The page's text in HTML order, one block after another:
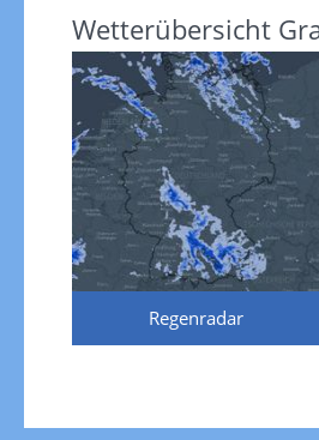
Wetterübersicht
Regenradar